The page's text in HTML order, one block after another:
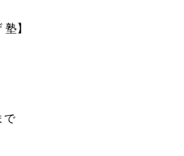
】
で